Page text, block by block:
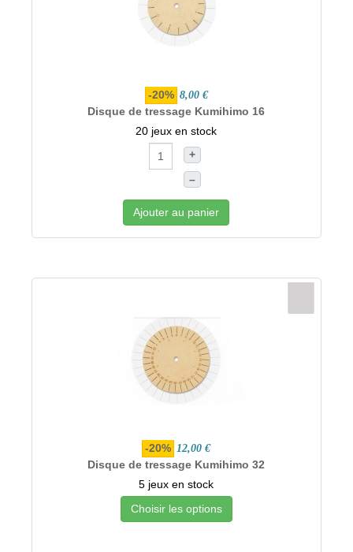
-20% 8,00 €
Disque de tressage Kumihimo 16
20 jeux en stock
+
–
Ajouter au panier
-20% 12,00 €
Disque de tressage Kumihimo 32
5 jeux en stock
Choisir les options